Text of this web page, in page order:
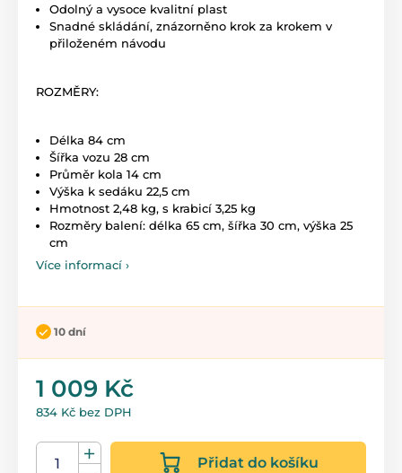
Odolný a vysoce kvalitní plast
Snadné skládání, znázorněno krok za krokem v
přiloženém návodu
ROZMĚRY:
Délka 84 cm
Šířka vozu 28 cm
Průměr kola 14 cm
Výška k sedáku 22,5 cm
Hmotnost 2,48 kg, s krabicí 3,25 kg
Rozměry balení: délka 65 cm, šířka 30 cm, výška 25
cm
Více informací ›
10 dní
1 009 Kč
834 Kč bez DPH
Přidat do košíku